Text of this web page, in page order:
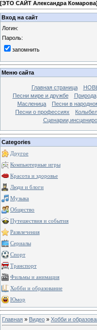
[ЭТО САЙТ Александра Комарова]
Вход на сайт
Логин:
Пароль:
запомнить
Меню сайта
Главная страница
Песни мире и дружбе
Масленица
Песни в
Песни о профессиях
Categories
Другое
Компьютерные игры
Красота и здоровье
Люди и блоги
Музыка
Общество
Путешествия и события
Развлечения
Сериалы
Спорт
Транспорт
Фильмы и анимация
Хобби и образование
Юмор
Главная » Видео » Хобби и